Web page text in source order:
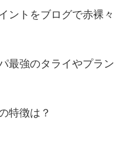
ントをブログで赤裸々
最強のタライやプラン
特徴は？